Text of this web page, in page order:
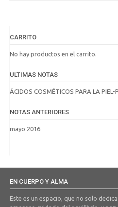
CARRITO
No hay productos en el carrito.
ULTIMAS NOTAS
ÁCIDOS COSMÉTICOS PARA LA PIEL-
NOTAS ANTERIORES
mayo 2016
EN CUERPO Y ALMA
Este es un espacio, que no solo